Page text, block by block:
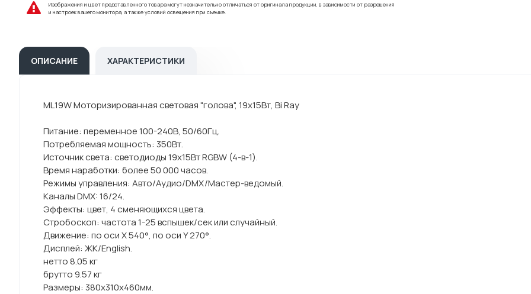
Изображения и цвет представленного товара могут незначительно отличаться от оригинала продукции, в зависимости от разрешения
и настроек вашего монитора, а также условий освещения при съемке.
ОПИСАНИЕ ХАРАКТЕРИСТИКИ
ML19W Моторизированная световая "голова", 19х15Вт, Bi Ray
Питание: переменное 100-240В, 50/60Гц.
Потребляемая мощность: 350Вт.
Источник света: светодиоды 19х15Вт RGBW (4-в-1).
Время наработки: более 50 000 часов.
Режимы управления: Авто/Аудио/DMX/Мастер-ведомый.
Каналы DMX: 16/24.
Эффекты: цвет, 4 сменяющихся цвета.
Стробоскоп: частота 1-25 вспышек/сек или случайный.
Движение: по оси X 540°, по оси Y 270°.
Дисплей: ЖК/English.
нетто 8.05 кг
брутто 9.57 кг
Размеры: 380х310х460мм.